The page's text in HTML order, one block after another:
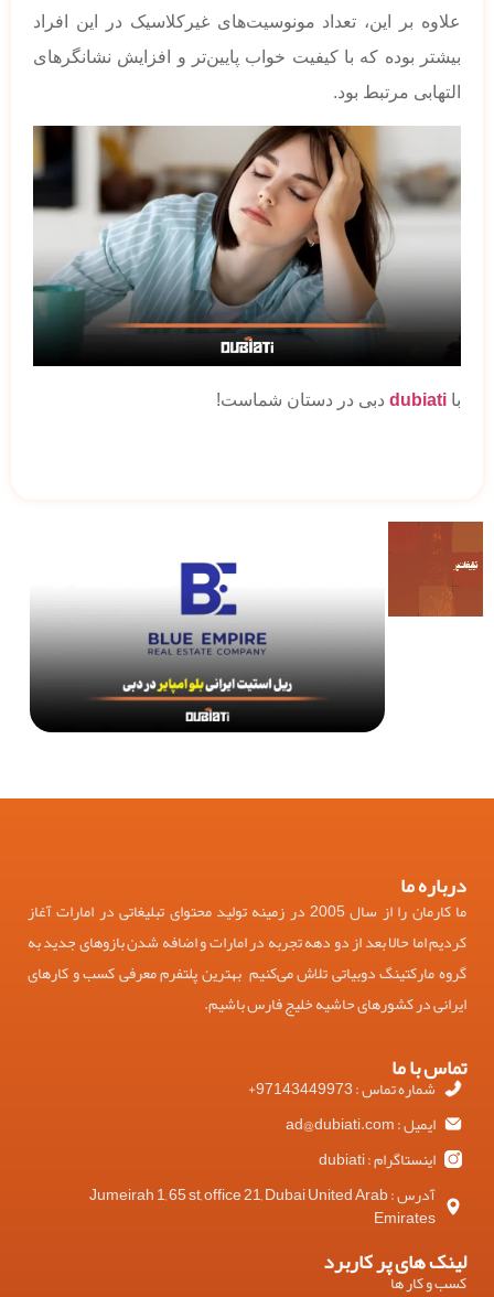
علاوه بر این، تعداد مونوسیت‌های غیرکلاسیک در این افراد
بیشتر بوده که با کیفیت خواب پایین‌تر و افزایش نشانگرهای
التهابی مرتبط بود.
با dubiati دبی در دستان شماست!
درباره ما
ما کارمان را از سال 2005 در زمینه تولید محتوای تبلیغاتی در امارات آغاز
کردیم اما حالا بعد از دو دهه تجربه در امارات و اضافه شدن بازوهای جدید به
گروه مارکتینگ دوبیاتی تلاش می‌کنیم بهترین پلتفرم معرفی کسب و کارهای
ایرانی در کشورهای حاشیه خلیج فارس باشیم.
تماس با ما
شماره تماس : 97143449973+
ایمیل : ad@dubiati.com
اینستاگرام : dubiati
آدرس : Jumeirah 1, 65 st, office 21, Dubai United Arab
Emirates
لینک های پر کاربرد
کسب و کار ها